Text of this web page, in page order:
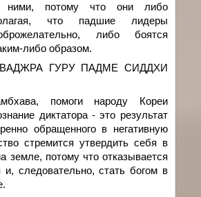
ними, потому что они либо
что падшие лидеры
либо боятся
либо образом.
ГУРУ ПАДМЕ СИДДХИ
помоги народу Кореи
е диктатора -это результат
обращенного в негативную
стремится утвердить себя в
земле, потому что отказывается
и, следовательно, стать богом в